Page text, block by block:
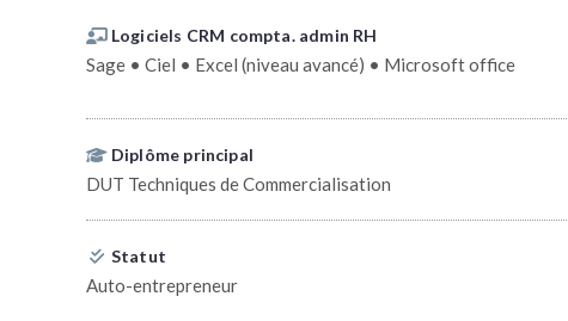
Logiciels CRM compta. admin RH
Sage • Ciel • Excel (niveau avancé) • Microsoft office
Diplôme principal
DUT Techniques de Commercialisation
Statut
Auto-entrepreneur